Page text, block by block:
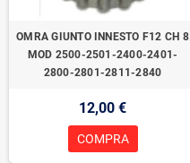
OMRA GIUNTO INNESTO F12 CH 8
MOD 2500-2501-2400-2401-
2800-2801-2811-2840
12,00 €
COMPRA